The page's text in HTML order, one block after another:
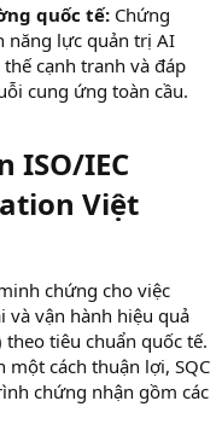
quốc tế: Chứng
năng lực quản trị AI
cạnh tranh và đáp
cung ứng toàn cầu.
ISO/IEC
Việt
chứng cho việc
và vận hành hiệu quả
tiêu chuẩn quốc tế.
cách thuận lợi, SQC
chứng nhận gồm các